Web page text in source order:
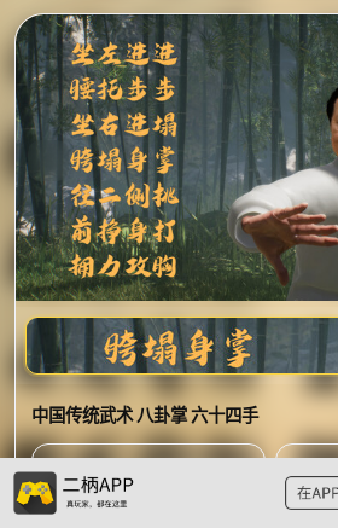
预
览
中国传统武术 八卦掌 六十四手
-
综合评分
-
玩过评分